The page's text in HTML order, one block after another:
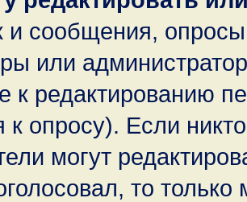
и сообщения, опросы
или
к редактированию
к опросу). Если
могут
то